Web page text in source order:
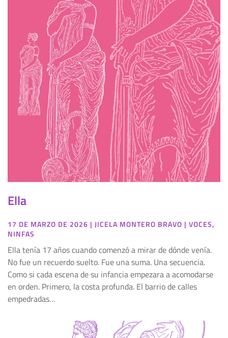
Ella
17 DE MARZO DE 2026 | JICELA MONTERO BRAVO | VOCES,
NINFAS
Ella tenía 17 años cuando comenzó a mirar de dónde venía.
No fue un recuerdo suelto. Fue una suma. Una secuencia.
Como si cada escena de su infancia empezara a acomodarse
en orden. Primero, la costa profunda. El barrio de calles
empedradas…